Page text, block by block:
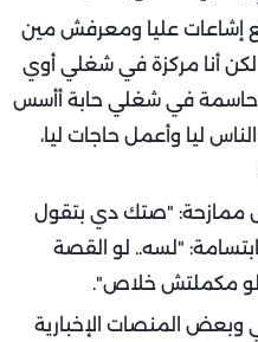
إشاعات عليا ومعرفش مين
أنا مركزة في شغلي أوي
حاسمة في شغلي حابة أأسس
ليا وأعمل حاجات ليا،
ممازحة: "صتك دي بتقول
"لسه.. لو القصة
مكملتش خلاص".
وبعض المنصات الإخبارية